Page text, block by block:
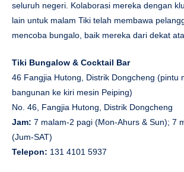
seluruh negeri. Kolaborasi mereka dengan
lain untuk malam Tiki telah membawa
mencoba bungalo, baik mereka dari dekat
Tiki Bungalow & Cocktail Bar
46 Fangjia Hutong, Distrik Dongcheng (pintu
bangunan ke kiri mesin Peiping)
No. 46, Fangjia Hutong, Distrik Dongcheng
Jam: 7 malam-2 pagi (Mon-Ahurs & Sun); 7
(Jum-SAT)
Telepon: 131 4101 5937